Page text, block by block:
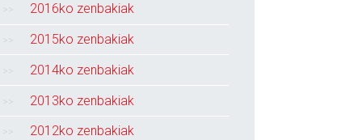
2016ko zenbakiak
2015ko zenbakiak
2014ko zenbakiak
2013ko zenbakiak
2012ko zenbakiak